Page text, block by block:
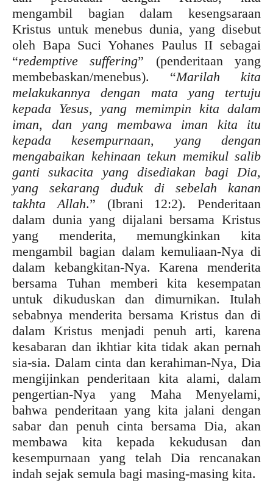
mengambil bagian dalam kesengsaraan
Kristus untuk menebus dunia, yang disebut
oleh Bapa Suci Yohanes Paulus II sebagai
“redemptive suffering” (penderitaan yang
membebaskan/menebus). “Marilah kita
melakukannya dengan mata yang tertuju
kepada Yesus, yang memimpin kita dalam
iman, dan yang membawa iman kita itu
kepada kesempurnaan, yang dengan
mengabaikan kehinaan tekun memikul salib
ganti sukacita yang disediakan bagi Dia,
yang sekarang duduk di sebelah kanan
takhta Allah.” (Ibrani 12:2). Penderitaan
dalam dunia yang dijalani bersama Kristus
yang menderita, memungkinkan kita
mengambil bagian dalam kemuliaan-Nya di
dalam kebangkitan-Nya. Karena menderita
bersama Tuhan memberi kita kesempatan
untuk dikuduskan dan dimurnikan. Itulah
sebabnya menderita bersama Kristus dan di
dalam Kristus menjadi penuh arti, karena
kesabaran dan ikhtiar kita tidak akan pernah
sia-sia. Dalam cinta dan kerahiman-Nya, Dia
mengijinkan penderitaan kita alami, dalam
pengertian-Nya yang Maha Menyelami,
bahwa penderitaan yang kita jalani dengan
sabar dan penuh cinta bersama Dia, akan
membawa kita kepada kekudusan dan
kesempurnaan yang telah Dia rencanakan
indah sejak semula bagi masing-masing kita.